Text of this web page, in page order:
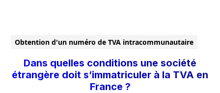
Obtention d'un numéro de TVA intracommunautaire
Dans quelles conditions une société
étrangère doit s’immatriculer à la TVA en
France ?